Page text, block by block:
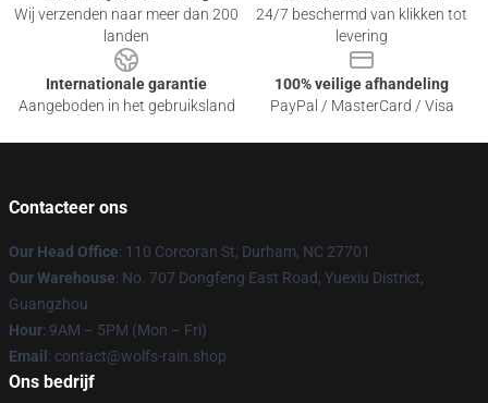
Wij verzenden naar meer dan 200
landen
24/7 beschermd van klikken tot
levering
Internationale garantie
Aangeboden in het gebruiksland
100% veilige afhandeling
PayPal / MasterCard / Visa
Contacteer ons
Our Head Office: 110 Corcoran St, Durham, NC 27701
Our Warehouse: No. 707 Dongfeng East Road, Yuexiu District,
Guangzhou
Hour: 9AM – 5PM (Mon – Fri)
Email : contact@wolfs-rain.shop
Ons bedrijf